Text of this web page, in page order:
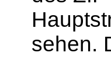
sehen.